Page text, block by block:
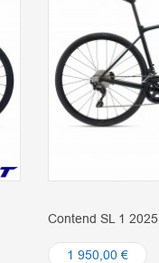
Contend SL 1 2025
1 950,00 €